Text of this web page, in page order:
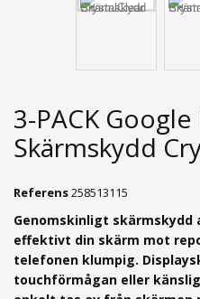
3-PACK
Skärmskydd
Referens258513115
Genomskinligt skärmskydd
effektivt din skärm mot
telefonen klumpig.
touchförmågan eller